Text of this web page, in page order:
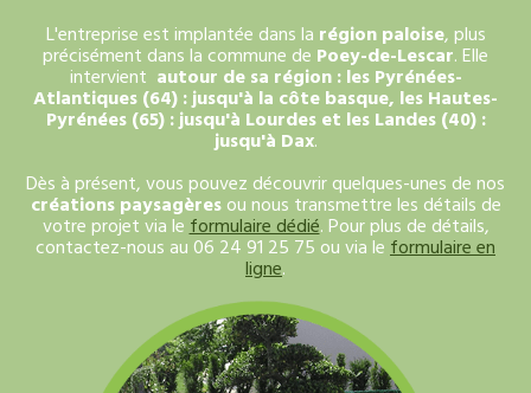
L'entreprise est implantée dans la région paloise, plus
précisément dans la commune de Poey-de-Lescar. Elle
intervient autour de sa région : les Pyrénées-
Atlantiques (64) : jusqu'à la côte basque, les Hautes-
Pyrénées (65) : jusqu'à Lourdes et les Landes (40) :
jusqu'à Dax.
Dès à présent, vous pouvez découvrir quelques-unes de nos
créations paysagèresou nous transmettre les détails de
votre projet via leformulaire dédié. Pour plus de détails,
contactez-nous au06 24 91 25 75 ou via leformulaire en
ligne.